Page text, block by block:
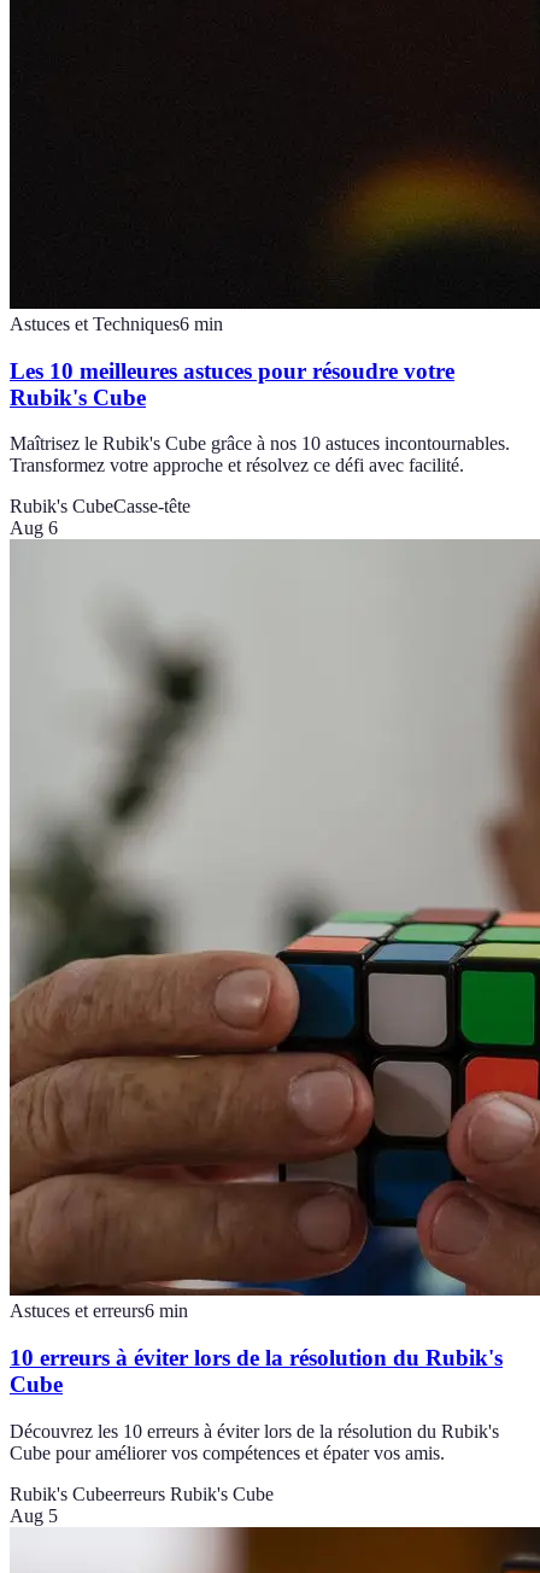
Astuces et Techniques6 min
Les 10 meilleures astuces pour résoudre votre
Rubik's Cube
Maîtrisez le Rubik's Cube grâce à nos 10 astuces incontournables.
Transformez votre approche et résolvez ce défi avec facilité.
Rubik's CubeCasse-tête
Aug 6
Astuces et erreurs6 min
10 erreurs à éviter lors de la résolution du Rubik's
Cube
Découvrez les 10 erreurs à éviter lors de la résolution du Rubik's
Cube pour améliorer vos compétences et épater vos amis.
Rubik's Cubeerreurs Rubik's Cube
Aug 5